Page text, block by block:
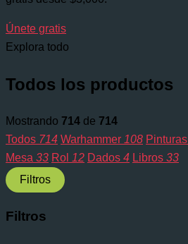
Únete gratis
Explora todo
Todos los productos
Mostrando 714 de 714
Todos 714 Warhammer 108 Pinturas
Mesa 33 Rol 12 Dados 4 Libros 33
Filtros
Filtros